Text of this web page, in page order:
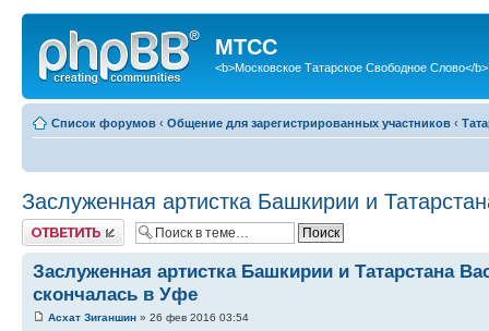
МТСС
<b>Московское Татарское Свободное Слово</b>
Список форумов ‹ Общение для зарегистрированных участников ‹
Заслуженная артистка Башкирии и
Ответить
Заслуженная артистка Башкирии и Татарстана
скончалась в Уфе
Асхат Зиганшин » 26 фев 2016 03:54